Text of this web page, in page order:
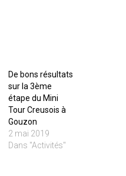
De bons résultats
sur la 3ème
étape du Mini
Tour Creusois à
Gouzon
2 mai 2019
Dans "Activités"